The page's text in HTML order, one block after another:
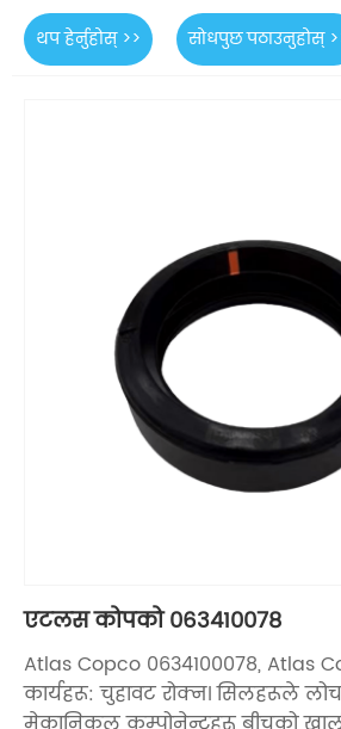
थप हेर्नुहोस् >> सोधपुछ पठाउनुहोस्
एटलस कोपको ०६३४१००७८
Atlas Copco 0634100078, Atlas
कार्यहरू: चुहावट रोक्न। सिलहरूले